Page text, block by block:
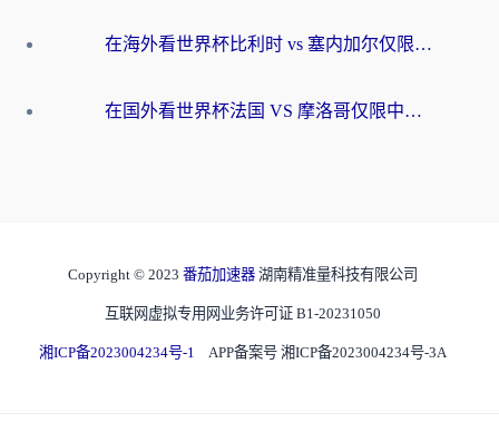
在海外看世界杯比利时 vs 塞内加尔仅限中国大陆？我找到了最流畅的中文解说之路
在国外看世界杯法国 VS 摩洛哥仅限中国大陆？海外党这样看中文解说赛事不卡顿
Copyright © 2023 番茄加速器 湖南精准量科技有限公司
互联网虚拟专用网业务许可证 B1-20231050
湘ICP备2023004234号-1 APP备案号 湘ICP备2023004234号-3A